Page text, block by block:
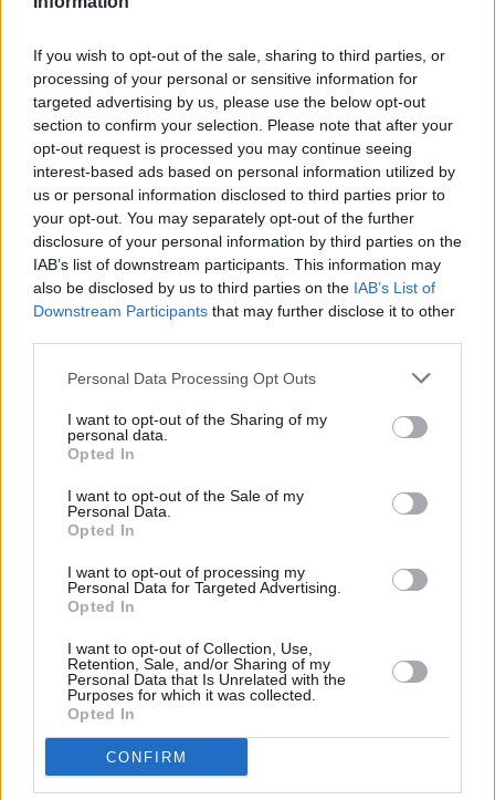
If you wish to opt-out of the sale, sharing to third parties, or
processing of your personal or sensitive information for
targeted advertising by us, please use the below opt-out
section to confirm your selection. Please note that after your
opt-out request is processed you may continue seeing
interest-based ads based on personal information utilized by
us or personal information disclosed to third parties prior to
your opt-out. You may separately opt-out of the further
disclosure of your personal information by third parties on the
IAB’s list of downstream participants. This information may
also be disclosed by us to third parties on the IAB’s List of
Downstream Participants that may further disclose it to other
Personal Data Processing Opt Outs
I want to opt-out of the Sharing of my
personal data.
Opted In
I want to opt-out of the Sale of my
Personal Data.
Opted In
I want to opt-out of processing my
Personal Data for Targeted Advertising.
Opted In
I want to opt-out of Collection, Use,
Retention, Sale, and/or Sharing of my
Personal Data that Is Unrelated with the
Purposes for which it was collected.
Opted In
CONFIRM
Kasia Tusk na swoim instagramowym koncie ma już
blisko 460 tys. obserwujących. Posty na jej profilu są
kolorystyce.
Zobacz także
Kasia Tusk pokazała zdjęcie w
'Notting Hill’”
objęciach męża. "Jak Julia Roberts w
'Notting Hill’”
Nie przegap żadnej ważnej wiadomości i
obserwuj nas w Google News!